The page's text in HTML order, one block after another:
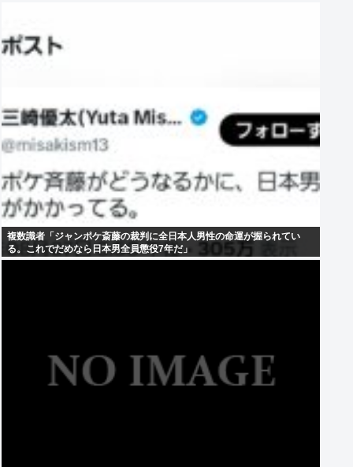
複数識者「ジャンポケ斎藤の裁判に全日本人男性の命運が握られてい
る。これでだめなら日本男全員懲役7年だ」